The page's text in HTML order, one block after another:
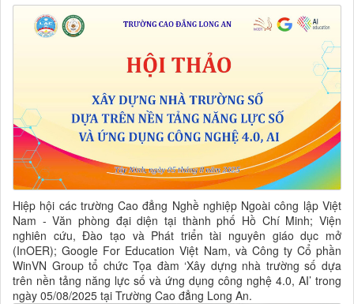
Hiệp hội các trường Cao đẳng Nghề nghiệp Ngoài công lập Việt
Nam - Văn phòng đại diện tại thành phố Hồ Chí Minh; Viện
nghiên cứu, Đào tạo và Phát triển tài nguyên giáo dục mở
(InOER); Google For Education Việt Nam, và Công ty Cổ phần
WinVN Group tổ chức Tọa đàm ‘Xây dựng nhà trường số dựa
trên nền tảng năng lực số và ứng dụng công nghệ 4.0, AI’ trong
ngày 05/08/2025 tại Trường Cao đẳng Long An.